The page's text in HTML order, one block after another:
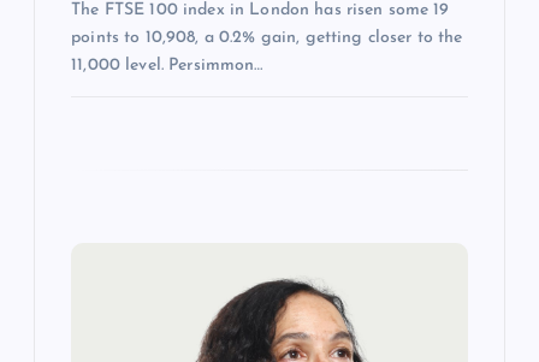
The FTSE 100 index in London has risen some 19
points to 10,908, a 0.2% gain, getting closer to the
11,000 level. Persimmon…